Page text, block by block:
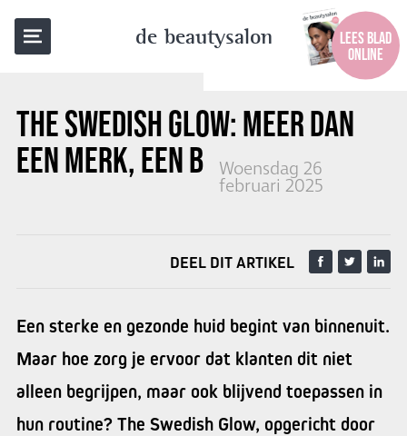
de beautysalon
LEES BLAD
ONLINE
THE SWEDISH GLOW: MEER DAN
EEN MERK, EEN BEWEGING
Woensdag 26
februari 2025
TERUG NAAR OVERZICHT
DEEL DIT ARTIKEL
Een sterke en gezonde huid begint van binnenuit.
Maar hoe zorg je ervoor dat klanten dit niet
alleen begrijpen, maar ook blijvend toepassen in
hun routine? The Swedish Glow, opgericht door